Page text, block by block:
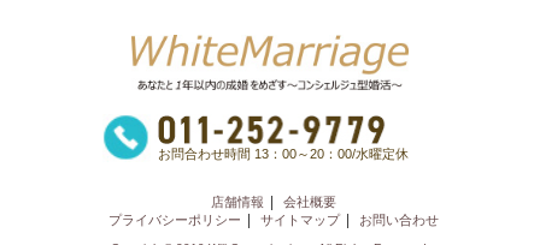
お問合わせ時間 13：00～20：00/水曜定休
店舗情報
会社概要
プライバシーポリシー
サイトマップ お問い合わせ